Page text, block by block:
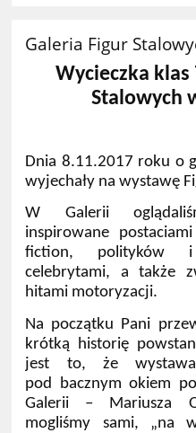
Galeria Figur
Wycieczka
Stalowych
Dnia 8.11.2017 roku o
wyjechały na wystawę
W Galerii
inspirowane
fiction, polityków i
celebrytami, a także
hitami motoryzacji.
Na początku Pani
krótką historię
jest to, że
pod bacznym okiem
Galerii – Mariusza
mogliśmy sami, „na